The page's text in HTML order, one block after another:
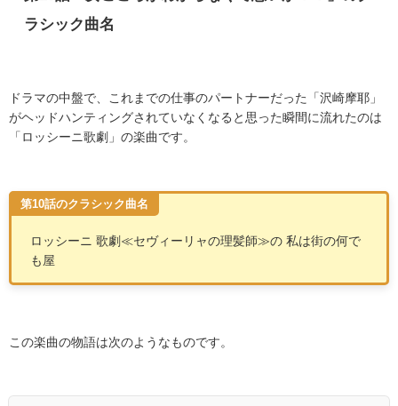
ラシック曲名
ドラマの中盤で、これまでの仕事のパートナーだった「沢崎摩耶」
がヘッドハンティングされていなくなると思った瞬間に流れたのは
「ロッシーニ歌劇」の楽曲です。
第10話のクラシック曲名
ロッシーニ 歌劇 ≪セヴィーリャの理髪師≫の 私は街の何で
も屋
この楽曲の物語は次のようなものです。